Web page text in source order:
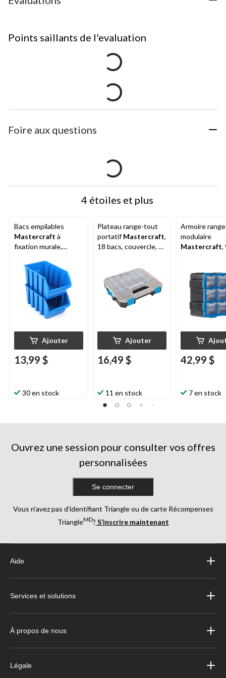
Points saillants de l'evaluation
Foire aux questions
4 étoiles et plus
Bacs empilables
Mastercraft à
fixation murale,
paq. 2
Ajouter
13,99 $
30 en stock
Plateau range-tout
portatifMastercraft,
18 bacs, couvercle, 12
Ajouter
16,49 $
11 en stock
Armoire
modulaire
Mastercraft,
42,99 $
7 en stock
Ouvrez une session pour consulter vos offres
personnalisées
Se connecter
Vous n’avez pas d’identifiant Triangle ou de carte Récompenses
TriangleMD? S’inscrire maintenant
Aide
Services et solutions
À propos de nous
Légale